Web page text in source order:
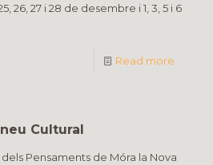
26, 27 i 28 de desembre i 1, 3, 5 i 6
Read more
Cultural
Pensaments de Móra la Nova